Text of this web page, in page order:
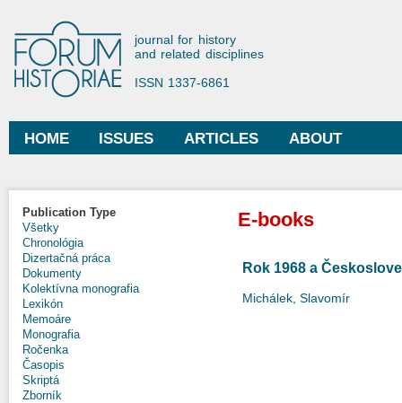
Forum Historiae
journal for history
and related disciplines
ISSN 1337-6861
Main menu
HOME ISSUES ARTICLES ABOUT
Publication Type
Všetky
Chronológia
Dizertačná práca
Dokumenty
Kolektívna monografia
Lexikón
Memoáre
Monografia
Ročenka
Časopis
Skriptá
Zborník
E-books
Rok 1968 a
Michálek, Slavomír